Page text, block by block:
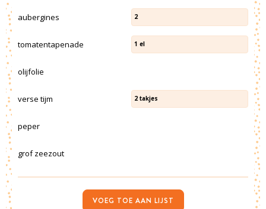
aubergines 2
tomatentapenade 1 el
olijfolie
verse tijm 2 takjes
peper
grof zeezout
VOEG TOE AAN LIJST